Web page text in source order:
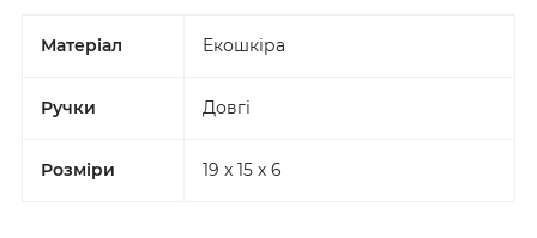
Матеріал Екошкіра
Ручки Довгі
Розміри 19 x 15 x 6